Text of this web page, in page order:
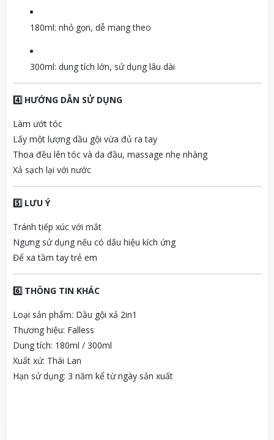
180ml: nhỏ gọn, dễ mang theo
300ml: dung tích lớn, sử dụng lâu dài
4️⃣ HƯỚNG DẪN SỬ DỤNG
Làm ướt tóc
Lấy một lượng dầu gội vừa đủ ra tay
Thoa đều lên tóc và da đầu, massage nhẹ nhàng
Xả sạch lại với nước
5️⃣ LƯU Ý
Tránh tiếp xúc với mắt
Ngưng sử dụng nếu có dấu hiệu kích ứng
Để xa tầm tay trẻ em
6️⃣ THÔNG TIN KHÁC
Loại sản phẩm: Dầu gội xả 2in1
Thương hiệu: Falless
Dung tích: 180ml / 300ml
Xuất xứ: Thái Lan
Hạn sử dụng: 3 năm kể từ ngày sản xuất